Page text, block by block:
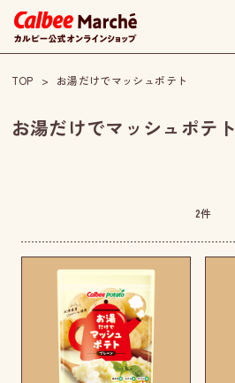
TOP お湯だけでマッシュポテト
お湯だけでマッシュポテト
2件